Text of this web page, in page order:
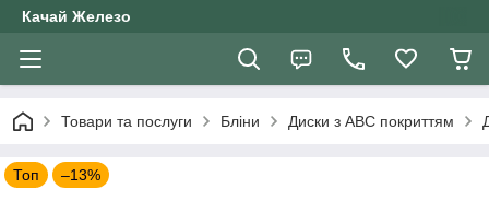
Качай Железо
Товари та послуги Бліни Диски з АВС покриттям
Топ –13%